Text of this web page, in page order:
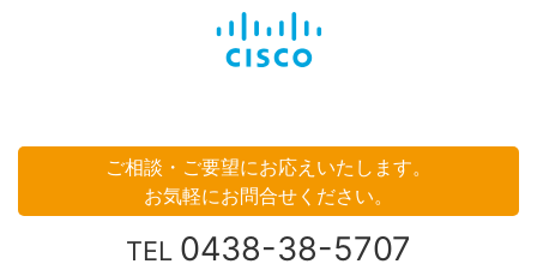
ご相談・ご要望にお応えいたします。
お気軽にお問合せください。
TEL 0438-38-5707